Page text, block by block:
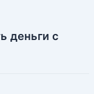
деньги с